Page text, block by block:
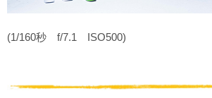
(1/160秒 f/7.1 ISO500)